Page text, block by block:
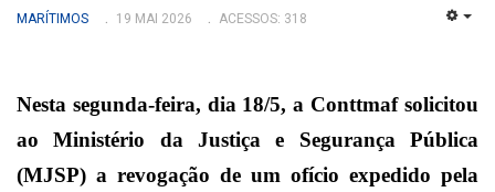
MARÍTIMOS 19 MAI 2026 ACESSOS: 318
Nesta segunda-feira, dia 18/5, a Conttmaf solicitou
ao Ministério da Justiça e Segurança Pública
(MJSP) a revogação de um ofício expedido pela